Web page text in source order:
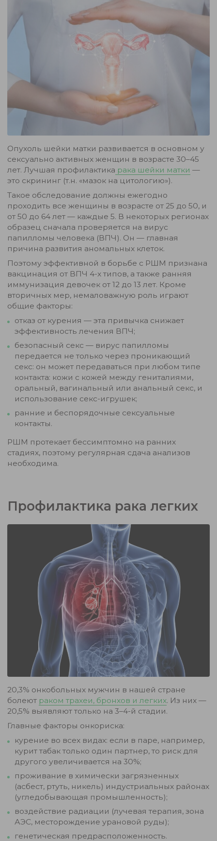
Опухоль шейки матки развивается в основном у
сексуально активных женщин в возрасте 30–45
лет. Лучшая профилактика рака шейки матки —
это скрининг (т.н. «мазок на цитологию»).
Такое обследование должны ежегодно
проходить все женщины в возрасте от 25 до 50, и
от 50 до 64 лет — каждые 5. В некоторых регионах
образец сначала проверяется на вирус
папилломы человека (ВПЧ). Он — главная
причина развития аномальных клеток.
Поэтому эффективной в борьбе с РШМ признана
вакцинация от ВПЧ 4-х типов, а также ранняя
иммунизация девочек от 12 до 13 лет. Кроме
вторичных мер, немаловажную роль играют
общие факторы:
отказ от курения — эта привычка снижает
эффективность лечения ВПЧ;
безопасный секс — вирус папилломы
передается не только через проникающий
секс: он может передаваться при любом типе
контакта: кожи с кожей между гениталиями,
оральный, вагинальный или анальный секс, и
использование секс-игрушек;
ранние и беспорядочные сексуальные
контакты.
РШМ протекает бессимптомно на ранних
стадиях, поэтому регулярная сдача анализов
необходима.
Профилактика рака легких
20,3% онкобольных мужчин в нашей стране
болеют раком трахеи, бронхов и легких. Из них —
20,5% выявляют только на 3–4-й стадии.
Главные факторы онкориска:
курение во всех видах: если в паре, например,
курит табак только один партнер, то риск для
другого увеличивается на 30%;
проживание в химически загрязненных
(асбест, ртуть, никель) индустриальных районах
(угледобывающая промышленность);
воздействие радиации (лучевая терапия, зона
АЭС, месторождение урановой руды);
генетическая предрасположенность.